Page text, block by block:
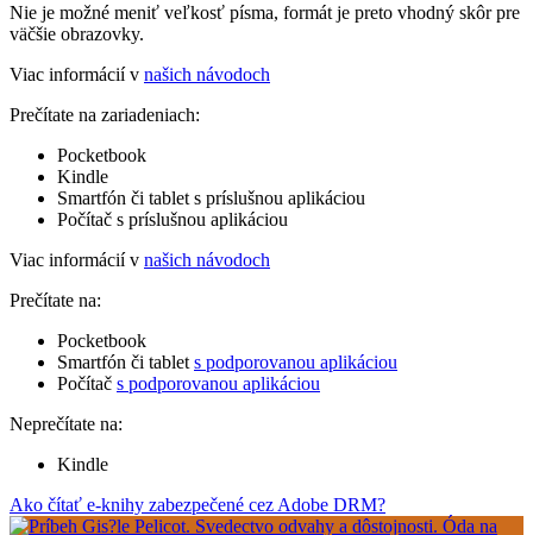
Nie je možné meniť veľkosť písma, formát je preto vhodný skôr pre
väčšie obrazovky.
Viac informácií v našich návodoch
Prečítate na zariadeniach:
Pocketbook
Kindle
Smartfón či tablet s príslušnou aplikáciou
Počítač s príslušnou aplikáciou
Viac informácií v našich návodoch
Prečítate na:
Pocketbook
Smartfón či tablet s podporovanou aplikáciou
Počítač s podporovanou aplikáciou
Neprečítate na:
Kindle
Ako čítať e-knihy zabezpečené cez Adobe DRM?